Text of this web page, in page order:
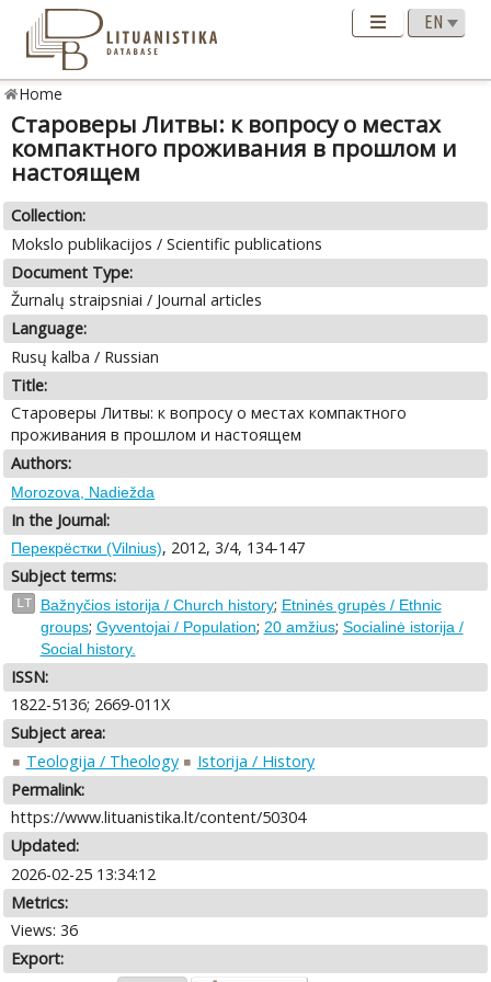
Home
Староверы Литвы: к вопросу о местах
компактного проживания в прошлом и
настоящем
Collection:
Mokslo publikacijos / Scientific publications
Document Type:
Žurnalų straipsniai / Journal articles
Language:
Rusų kalba / Russian
Title:
Староверы Литвы: к вопросу о местах компактного
проживания в прошлом и настоящем
Authors:
Morozova, Nadiežda
In the Journal:
Перекрёстки (Vilnius), 2012, 3/4, 134-147
Subject terms:
LT Bažnyčios istorija / Church history; Etninės grupės / Ethnic
groups; Gyventojai / Population; 20 amžius; Socialinė istorija /
Social history.
ISSN:
1822-5136; 2669-011X
Subject area:
Teologija / Theology
Istorija / History
Permalink:
https://www.lituanistika.lt/content/50304
Updated:
2026-02-25 13:34:12
Metrics:
Views: 36
Export: